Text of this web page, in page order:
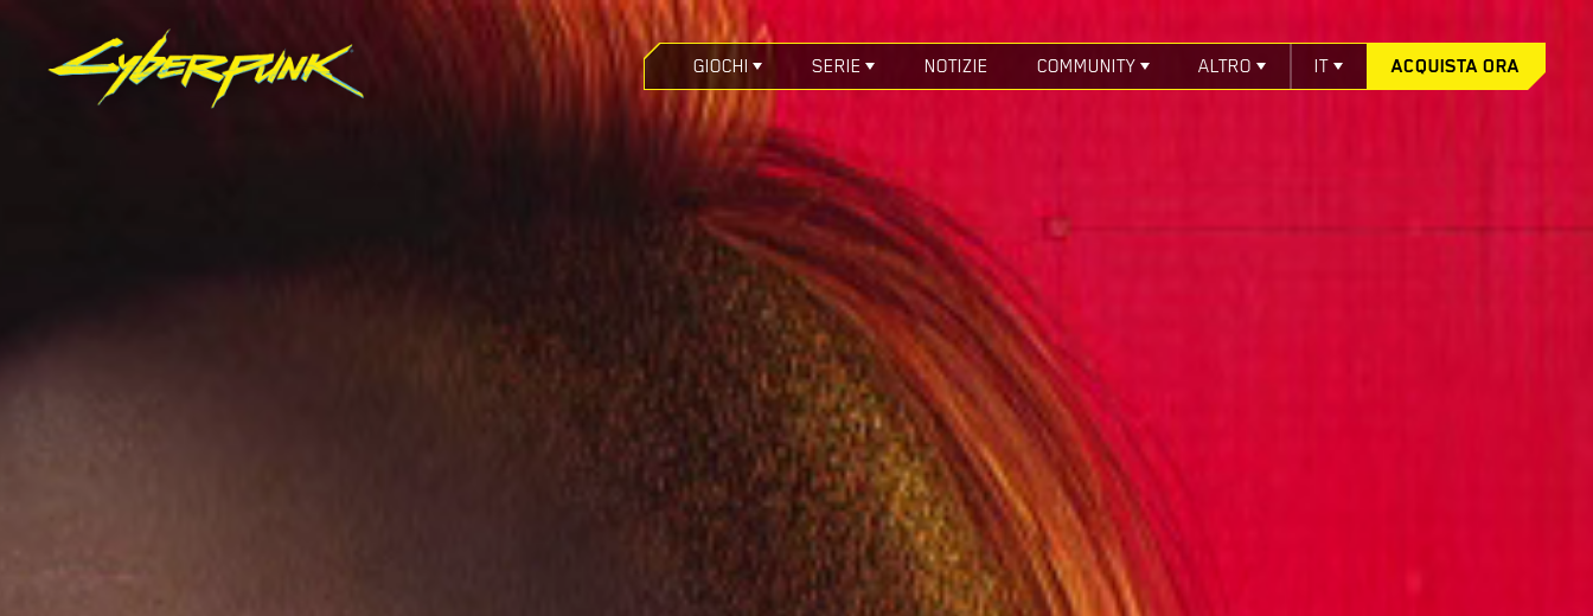
GIOCHI SERIE NOTIZIE COMMUNITY ALTRO IT ACQUISTA ORA